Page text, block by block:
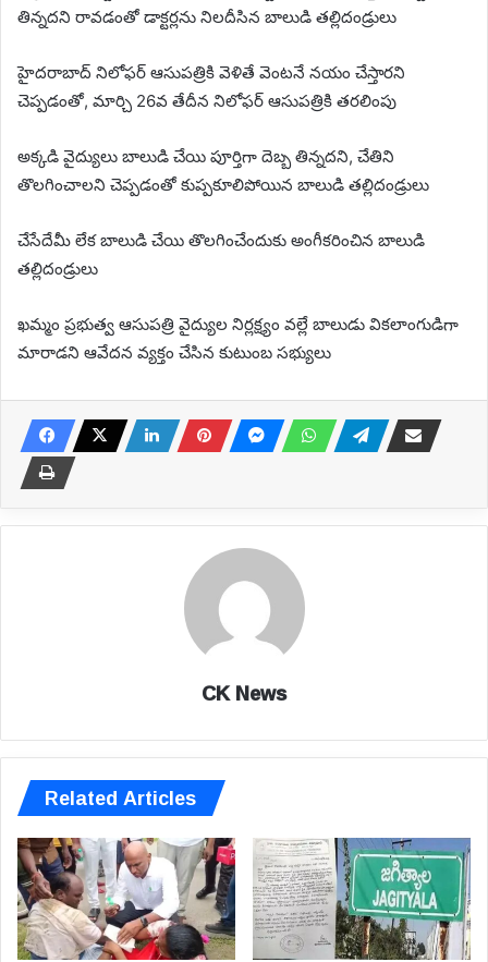
తిన్నదని రావడంతో డాక్టర్లను నిలదీసిన బాలుడి తల్లిదండ్రులు
హైదరాబాద్ నిలోఫర్ ఆసుపత్రికి వెళితే వెంటనే నయం చేస్తారని
చెప్పడంతో, మార్చి 26వ తేదీన నిలోఫర్ ఆసుపత్రికి తరలింపు
అక్కడి వైద్యులు బాలుడి చేయి పూర్తిగా దెబ్బ తిన్నదని, చేతిని
తొలగించాలని చెప్పడంతో కుప్పకూలిపోయిన బాలుడి తల్లిదండ్రులు
చేసేదేమీ లేక బాలుడి చేయి తొలగించేందుకు అంగీకరించిన బాలుడి
తల్లిదండ్రులు
ఖమ్మం ప్రభుత్వ ఆసుపత్రి వైద్యుల నిర్లక్ష్యం వల్లే బాలుడు వికలాంగుడిగా
మారాడని ఆవేదన వ్యక్తం చేసిన కుటుంబ సభ్యులు
CK News
Related Articles